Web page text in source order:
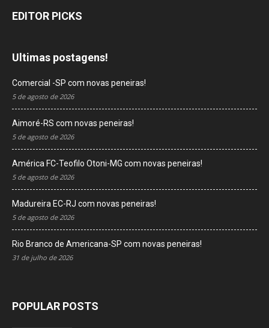
EDITOR PICKS
Ultimas postagens!
Comercial -SP com novas peneiras!
5 de agosto de 2026
Aimoré-RS com novas peneiras!
5 de agosto de 2026
América FC-Teofilo Otoni-MG com novas peneiras!
5 de agosto de 2026
Madureira EC-RJ com novas peneiras!
5 de agosto de 2026
Rio Branco de Americana-SP com novas peneiras!
31 de julho de 2026
POPULAR POSTS